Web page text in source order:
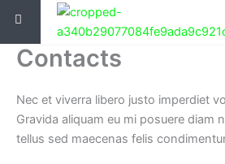
contenido
Contacts
Nec et viverra libero justo imperdiet
Gravida aliquam eu mi posuere diam
tellus sed maecenas felis